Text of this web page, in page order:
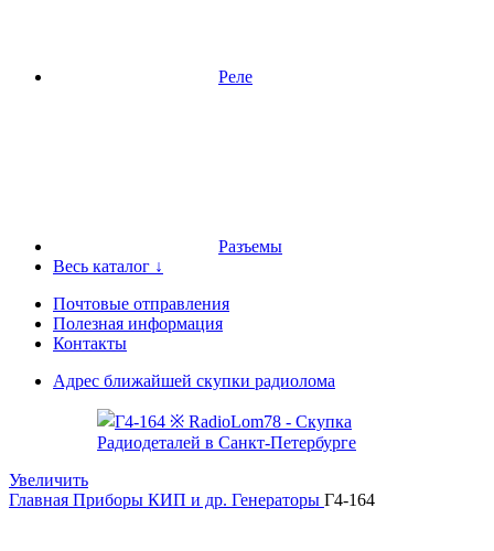
Реле
Разъемы
Весь каталог ↓
Почтовые отправления
Полезная информация
Контакты
Адрес ближайшей скупки радиолома
Увеличить
Главная Приборы КИП и др. Генераторы Г4-164